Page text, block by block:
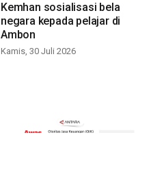
Kemhan sosialisasi bela
negara kepada pelajar di
Ambon
Kamis, 30 Juli 2026